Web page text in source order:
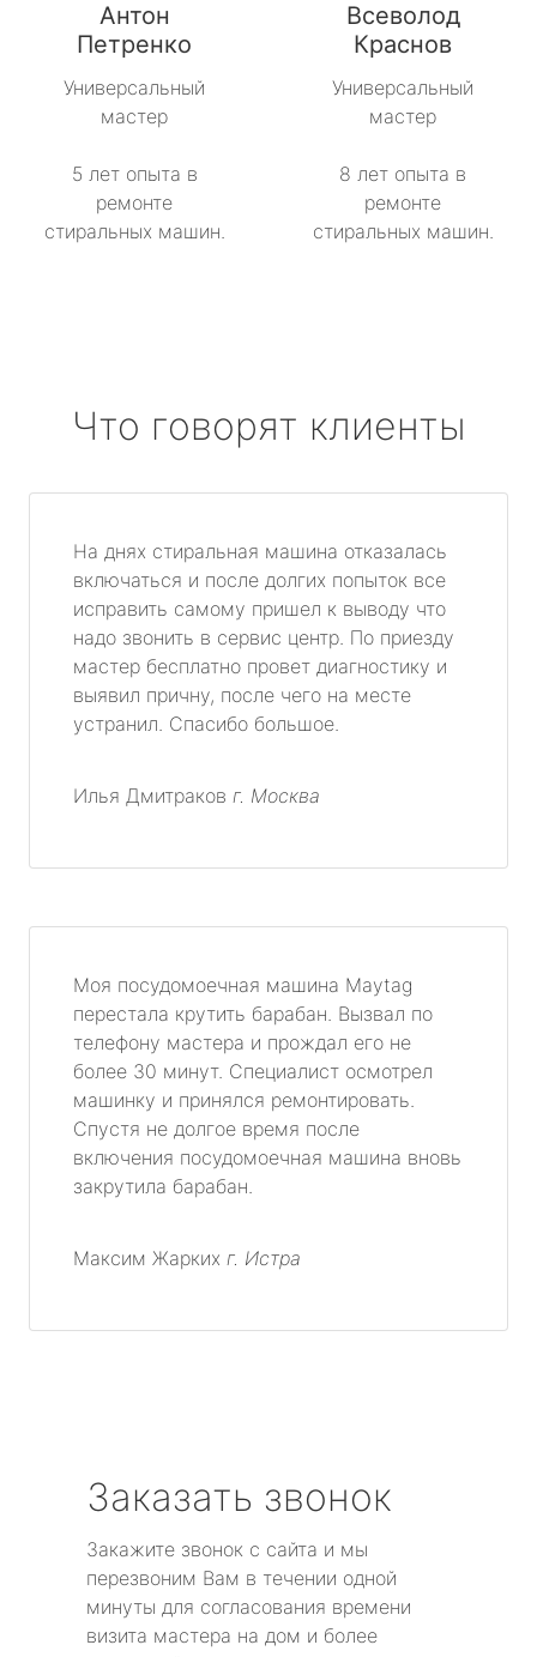
Антон
Петренко
Универсальный
мастер
5 лет опыта в
ремонте
стиральных машин.
Всеволод
Краснов
Универсальный
мастер
8 лет опыта в
ремонте
стиральных машин.
Что говорят клиенты
На днях стиральная машина отказалась
включаться и после долгих попыток все
исправить самому пришел к выводу что
надо звонить в сервис центр. По приезду
мастер бесплатно провет диагностику и
выявил причну, после чего на месте
устранил. Спасибо большое.
Илья Дмитраков г. Москва
Моя посудомоечная машина Maytag
перестала крутить барабан. Вызвал по
телефону мастера и прождал его не
более 30 минут. Специалист осмотрел
машинку и принялся ремонтировать.
Спустя не долгое время после
включения посудомоечная машина вновь
закрутила барабан.
Максим Жарких г. Истра
Заказать звонок
Закажите звонок с сайта и мы
перезвоним Вам в течении одной
минуты для согласования времени
визита мастера на дом и более